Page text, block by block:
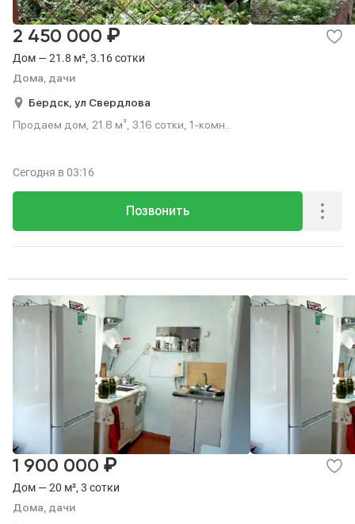
Дом — 21.8 м², 3.16 сотки
Дома, дачи
2 450 000 ₽
Бердск, ул Свердлова
Продаем дом, 21.8 м², 3.16 сотки, 1-комн..
Позвонить
Сегодня в 03:16
Дом — 20 м², 3 сотки
Дома, дачи
1 900 000 ₽